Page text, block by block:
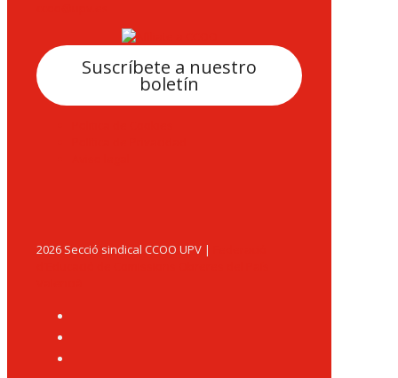
Suscríbete a nuestro
boletín
2026 Secció sindical CCOO UPV |